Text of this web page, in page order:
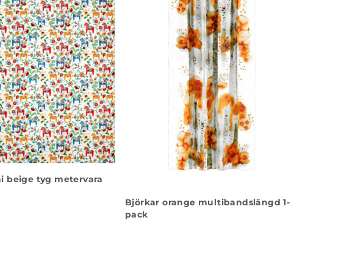
beige tyg metervara
Björkar orange multibandslängd 1-
pack